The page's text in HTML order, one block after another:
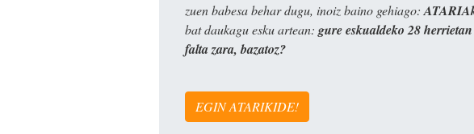
zuen babesa behar dugu, inoiz baino gehiago:
bat daukagu esku artean: gure eskualdeko 28
falta zara, bazatoz?
EGIN ATARIKIDE!